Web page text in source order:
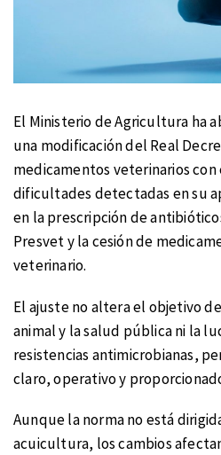
El Ministerio de Agricultura ha
una modificación del Real
medicamentos veterinarios
dificultades detectadas en su
en la prescripción de
Presvet y la cesión de
veterinario.
El ajuste no altera el objetivo
animal y la salud pública ni la
resistencias antimicrobianas,
claro, operativo y
Aunque la norma no está
acuicultura, los cambios